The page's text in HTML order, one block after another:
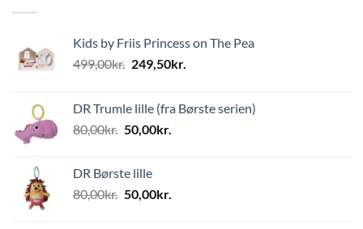
Kids by Friis Princess on The Pea
499,00kr. Den
var:
499,00kr..
249,50kr.
er:
DR Trumle lille (fra Børste serien)
80,00kr. Den
var:
80,00kr..
50,00kr.
50,00kr..
DR Børste lille
80,00kr. Den
50,00kr.